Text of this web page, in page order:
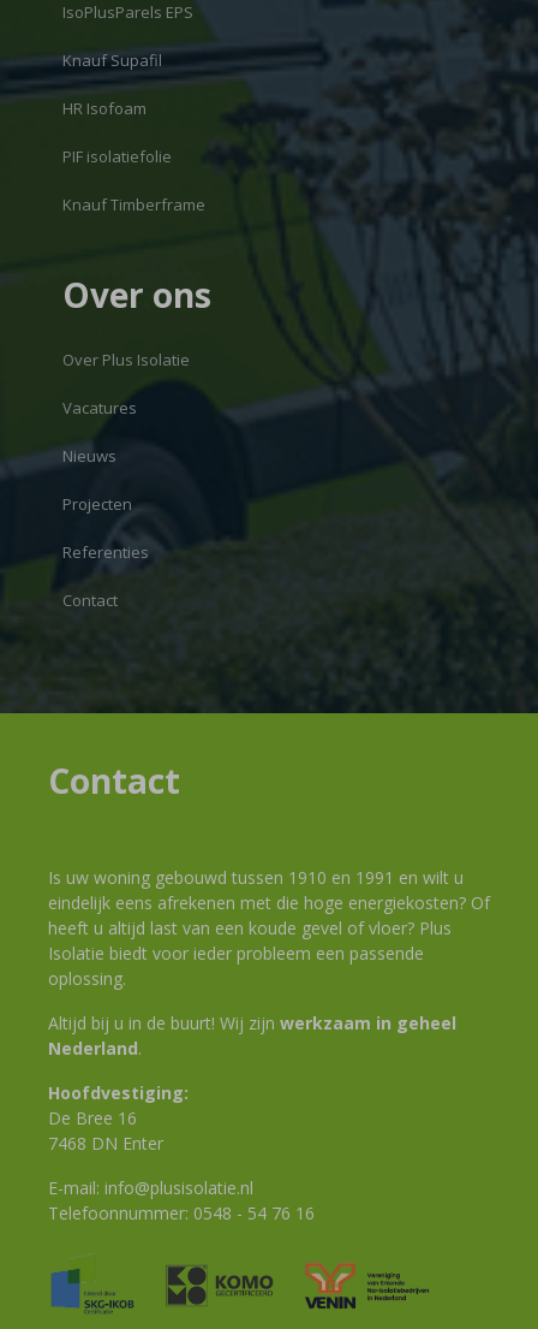
IsoPlusParels EPS
Knauf Supafil
HR Isofoam
PIF isolatiefolie
Knauf Timberframe
Over ons
Over Plus Isolatie
Vacatures
Nieuws
Projecten
Referenties
Contact
Contact
Is uw woning gebouwd tussen 1910 en 1991 en wilt u
eindelijk eens afrekenen met die hoge energiekosten? Of
heeft u altijd last van een koude gevel of vloer? Plus
Isolatie biedt voor ieder probleem een passende
oplossing.
Altijd bij u in de buurt! Wij zijn werkzaam in geheel
Nederland.
Hoofdvestiging:
De Bree 16
7468 DN Enter
E-mail: info@plusisolatie.nl
Telefoonnummer: 0548 - 54 76 16